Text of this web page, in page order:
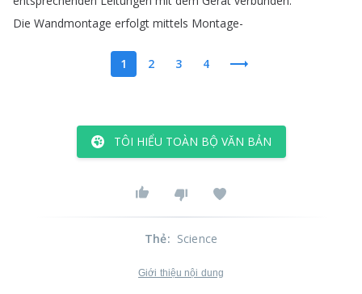
Die Wandmontage erfolgt mittels Montage-
1 2 3 4
TÔI HIỂU TOÀN BỘ VĂN BẢN
Thẻ: Science
Giới thiệu nội dung